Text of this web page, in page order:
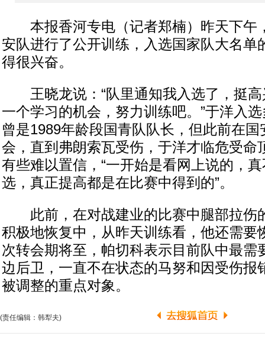
本报香河专电（记者郑楠）昨天下午
安队进行了公开训练，入选国家队大名单
得很兴奋。
王晓龙说：“队里通知我入选了，挺高
一个学习的机会，努力训练吧。”于洋入
曾是1989年龄段国青队队长，但此前在
会，直到弗朗索瓦受伤，于洋才临危受命
有些难以置信，“一开始是看网上说的，
选，真正提高都是在比赛中得到的”。
此前，在对战建业的比赛中腿部拉伤
积极地恢复中，从昨天训练看，他还需要
次转会期将至，帕切科表示目前队中最需
边后卫，一直不在状态的马努和因受伤报
被调整的重点对象。
(责任编辑：韩犁夫)